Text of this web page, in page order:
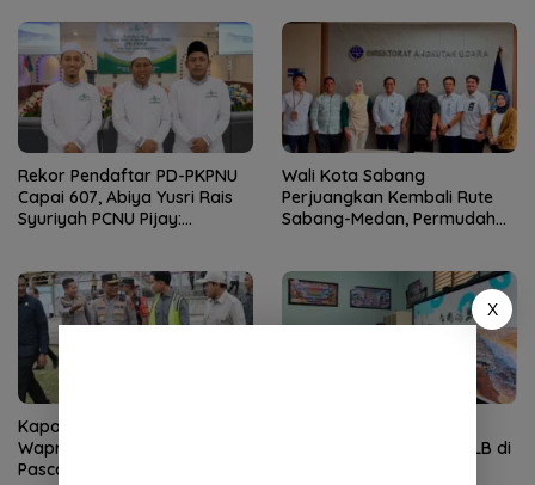
Rekor Pendaftar PD-PKPNU
Capai 607, Abiya Yusri Rais
Syuriyah PCNU Pijay:
Wali Kota Sabang
Perjuangkan Kembali Rute
Sabang-Medan, Permudah
Kapolda Aceh Dampingi
Wapres Tinjau Rehabilitasi
Pascabencana di Gayo Lues
Kompetensi Guru Non-PLB di
X